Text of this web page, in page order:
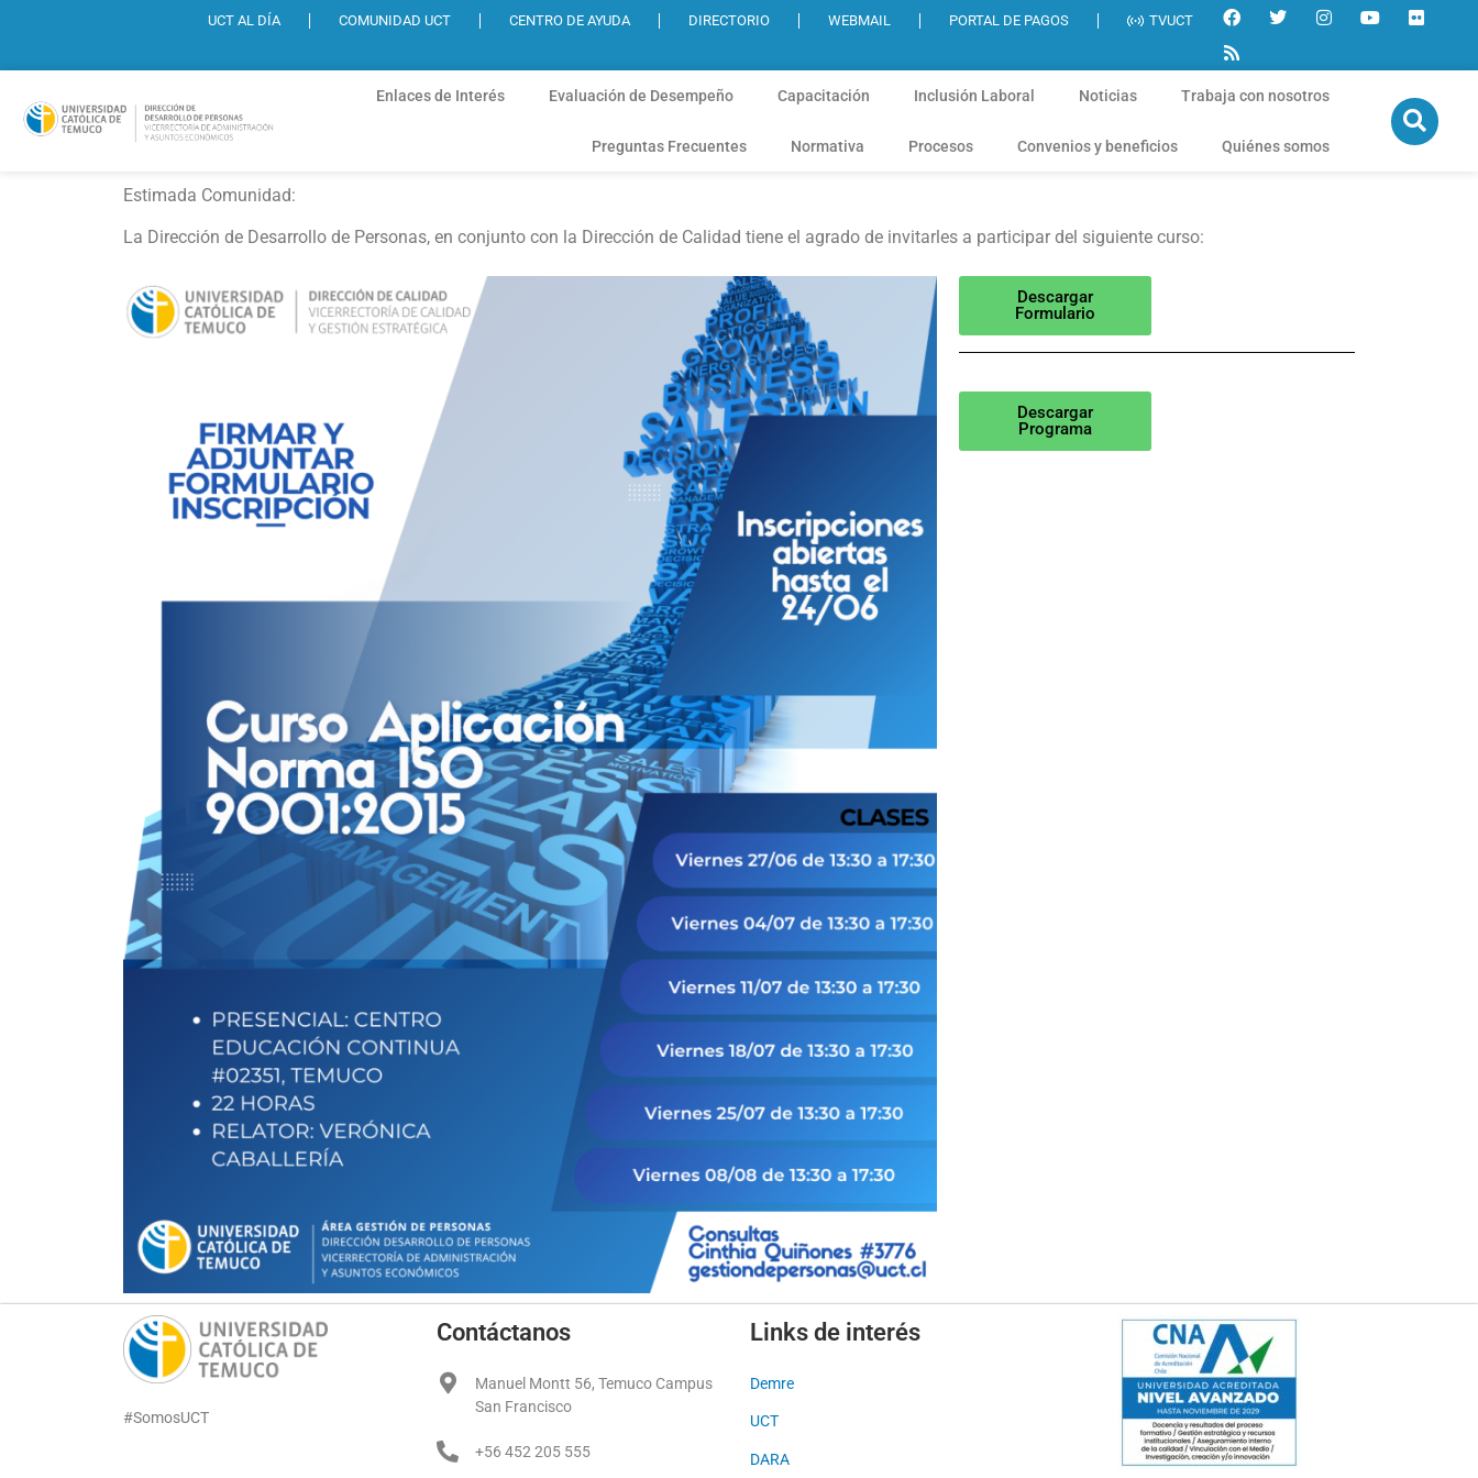
UCT AL DÍA COMUNIDAD UCT CENTRO DE AYUDA DIRECTORIO WEBMAIL PORTAL DE PAGOS TVUCT
Enlaces de Interés Evaluación de Desempeño Capacitación Inclusión Laboral Noticias Trabaja con nosotros
Preguntas Frecuentes Normativa Procesos Convenios y beneficios Quiénes somos
Estimada Comunidad:
La Dirección de Desarrollo de Personas, en conjunto con la Dirección de Calidad tiene el agrado de invitarles a participar del siguiente curso:
Descargar
Formulario
Descargar
Programa
#SomosUCT
Contáctanos
Manuel Montt 56, Temuco Campus
San Francisco
+56 452 205 555
Links de interés
Demre
UCT
DARA